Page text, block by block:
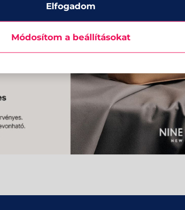
Elfogadom
Módosítom a beállításokat